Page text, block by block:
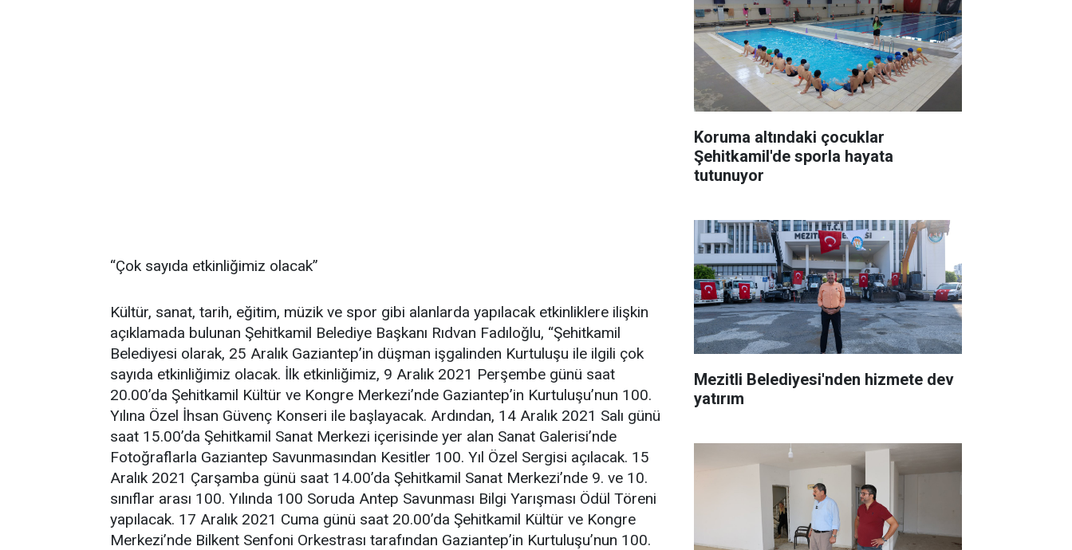
“Çok sayıda etkinliğimiz olacak”
Kültür, sanat, tarih, eğitim, müzik ve spor gibi alanlarda yapılacak etkinliklere ilişkin
açıklamada bulunan Şehitkamil Belediye Başkanı Rıdvan Fadıloğlu, “Şehitkamil
Belediyesi olarak, 25 Aralık Gaziantep’in düşman işgalinden Kurtuluşu ile ilgili çok
sayıda etkinliğimiz olacak. İlk etkinliğimiz, 9 Aralık 2021 Perşembe günü saat
20.00’da Şehitkamil Kültür ve Kongre Merkezi’nde Gaziantep’in Kurtuluşu’nun 100.
Yılına Özel İhsan Güvenç Konseri ile başlayacak. Ardından, 14 Aralık 2021 Salı günü
saat 15.00’da Şehitkamil Sanat Merkezi içerisinde yer alan Sanat Galerisi’nde
Fotoğraflarla Gaziantep Savunmasından Kesitler 100. Yıl Özel Sergisi açılacak. 15
Aralık 2021 Çarşamba günü saat 14.00’da Şehitkamil Sanat Merkezi’nde 9. ve 10.
sınıflar arası 100. Yılında 100 Soruda Antep Savunması Bilgi Yarışması Ödül Töreni
yapılacak. 17 Aralık 2021 Cuma günü saat 20.00’da Şehitkamil Kültür ve Kongre
Merkezi’nde Bilkent Senfoni Orkestrası tarafından Gaziantep’in Kurtuluşu’nun 100.
Koruma altındaki çocuklar
Şehitkamil'de sporla hayata
tutunuyor
Mezitli Belediyesi'nden hizmete dev
yatırım